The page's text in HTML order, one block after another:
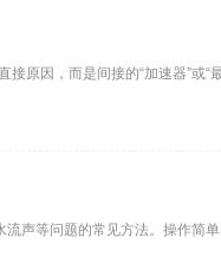
原因，而是间接的“加速器”或
声等问题的常见方法。操作简